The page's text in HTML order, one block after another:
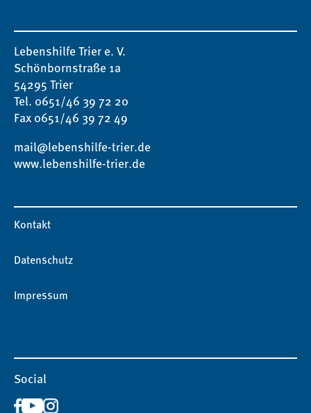
Lebenshilfe Trier e. V.
Schönbornstraße 1a
54295 Trier
Tel. 0651/46 39 72 20
Fax 0651/46 39 72 49
mail@lebenshilfe-trier.de
www.lebenshilfe-trier.de
Kontakt
Datenschutz
Impressum
Social